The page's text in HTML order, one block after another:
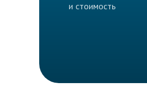
и стоимость